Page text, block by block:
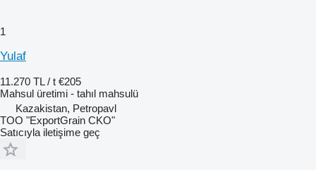
1
Yulaf
11.270 TL / t €205
Mahsul üretimi - tahıl mahsulü
Kazakistan, Petropavl
TOO "ExportGrain CKO"
Satıcıyla iletişime geç